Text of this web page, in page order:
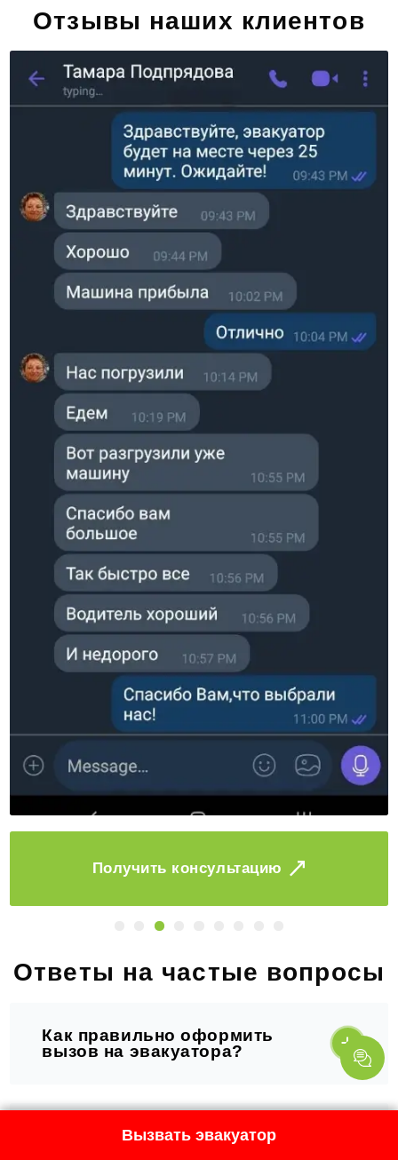
Отзывы наших клиентов
Заказать
Ответы на частые вопросы
Как правильно оформить
вызов на эвакуатора?
Нужен экстренный вызов:
Вызвать эвакуатор